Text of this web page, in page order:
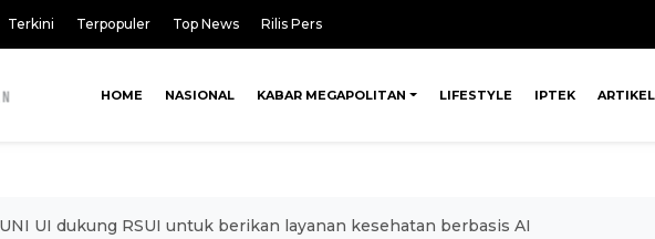
Terkini Terpopuler Top News Rilis Pers
HOME NASIONAL KABAR MEGAPOLITAN LIFESTYLE IPTEK ARTIKEL
UI dukung RSUI untuk berikan layanan kesehatan berbasis AI